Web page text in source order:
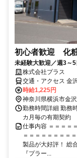
初心者歓迎 化
未経験大歓迎／週3～
株式会社プラス
交通・アクセス 金
時給1,225円
神奈川県横浜市金
勤務時間詳細 勤務
カ月毎の有期契約
仕事内容 ＝＝＝＝
＝＝＝＝＝＝＝＝
製品が大好評！ 総
『プラー...